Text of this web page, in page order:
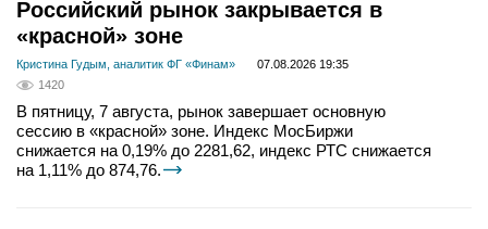
Российский рынок закрывается в
«красной» зоне
Кристина Гудым, аналитик ФГ «Финам»
07.08.2026 19:35
1420
В пятницу, 7 августа, рынок завершает основную
сессию в «красной» зоне. Индекс МосБиржи
снижается на 0,19% до 2281,62, индекс РТС снижается
на 1,11% до 874,76.